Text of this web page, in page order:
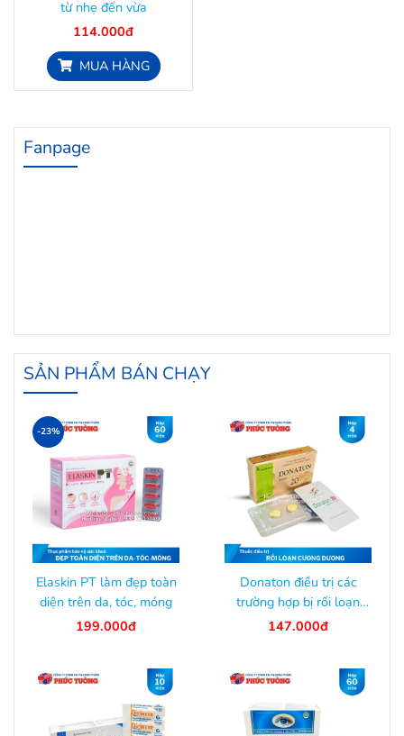
từ nhẹ đến vừa
114.000đ
MUA HÀNG
Fanpage
SẢN PHẨM BÁN CHẠY
Elaskin PT làm đẹp toàn
diện trên da, tóc, móng
199.000đ
-23%
Donaton điều trị các
trường hợp bị rối loạn
cương dương
147.000đ